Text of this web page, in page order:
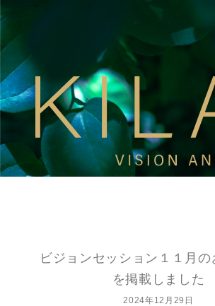
ビジョンセッション１１月
を掲載しました
2024年12月29日